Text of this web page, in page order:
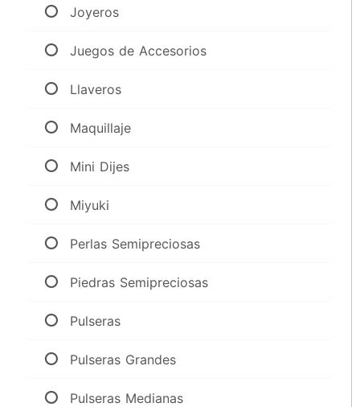
Joyeros
Juegos de Accesorios
Llaveros
Maquillaje
Mini Dijes
Miyuki
Perlas Semipreciosas
Piedras Semipreciosas
Pulseras
Pulseras Grandes
Pulseras Medianas